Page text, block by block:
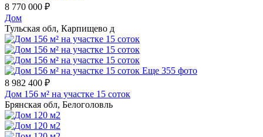
8 770 000 ₽
Дом
Тульская обл, Карпищево д
Еще 355 фото
8 982 400 ₽
Дом 156 м² на участке 15 соток
Брянская обл, Белоголовль